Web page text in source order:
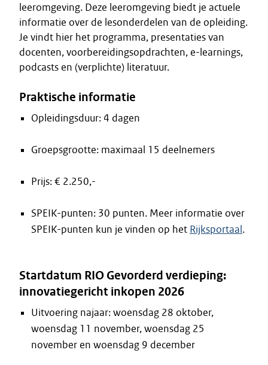
leeromgeving. Deze leeromgeving biedt je actuele
informatie over de lesonderdelen van de opleiding.
Je vindt hier het programma, presentaties van
docenten, voorbereidingsopdrachten, e-learnings,
podcasts en (verplichte) literatuur.
Praktische informatie
Opleidingsduur: 4 dagen
Groepsgrootte: maximaal 15 deelnemers
Prijs: € 2.250,-
SPEIK-punten: 30 punten. Meer informatie over
SPEIK-punten kun je vinden op het Rijksportaal.
Startdatum RIO Gevorderd verdieping:
innovatiegericht inkopen 2026
Uitvoering najaar: woensdag 28 oktober,
woensdag 11 november, woensdag 25
november en woensdag 9 december